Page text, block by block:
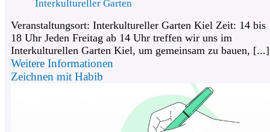
Interkultureller Garten
Veranstaltungsort: Interkultureller Garten Kiel Zeit: 14 bis
18 Uhr Jeden Freitag ab 14 Uhr treffen wir uns im
Interkulturellen Garten Kiel, um gemeinsam zu bauen, [...]
Weitere Informationen
Zeichnen mit Habib